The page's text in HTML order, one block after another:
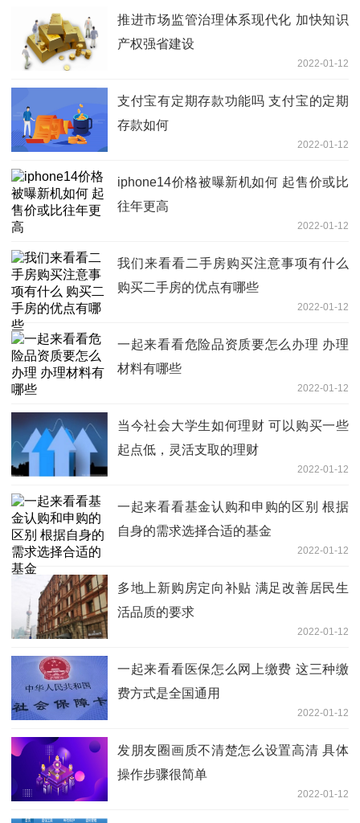
推进市场监管治理体系现代化 加快知识
产权强省建设
2022-01-12
支付宝有定期存款功能吗 支付宝的定期
存款如何
2022-01-12
iphone14价格被曝新机如何 起售价或比
往年更高
2022-01-12
我们来看看二手房购买注意事项有什么
购买二手房的优点有哪些
2022-01-12
一起来看看危险品资质要怎么办理 办理
材料有哪些
2022-01-12
当今社会大学生如何理财 可以购买一些
起点低，灵活支取的理财
2022-01-12
一起来看看基金认购和申购的区别 根据
自身的需求选择合适的基金
2022-01-12
多地上新购房定向补贴 满足改善居民生
活品质的要求
2022-01-12
一起来看看医保怎么网上缴费 这三种缴
费方式是全国通用
2022-01-12
发朋友圈画质不清楚怎么设置高清 具体
操作步骤很简单
2022-01-12